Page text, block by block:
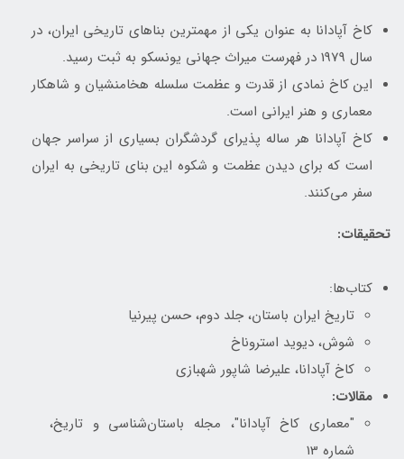
کاخ آپادانا به عنوان یکی از مهمترین بناهای تاریخی ایران، در
سال 1979 در فهرست میراث جهانی یونسکو به ثبت رسید.
این کاخ نمادی از قدرت و عظمت سلسله هخامنشیان و شاهکار
معماری و هنر ایرانی است.
کاخ آپادانا هر ساله پذیرای گردشگران بسیاری از سراسر جهان
است که برای دیدن عظمت و شکوه این بنای تاریخی به ایران
سفر می‌کنند.
تحقیقات:
کتاب‌ها:
تاریخ ایران باستان، جلد دوم، حسن پیرنیا
شوش، دیوید استروناخ
کاخ آپادانا، علیرضا شاپور شهبازی
مقالات:
"معماری کاخ آپادانا"، مجله باستان‌شناسی و تاریخ،
شماره 13